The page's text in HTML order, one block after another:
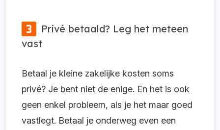
Privé betaald? Leg het meteen
vast
Betaal je kleine zakelijke kosten soms
privé? Je bent niet de enige. En het is ook
geen enkel probleem, als je het maar goed
vastlegt. Betaal je onderweg even een